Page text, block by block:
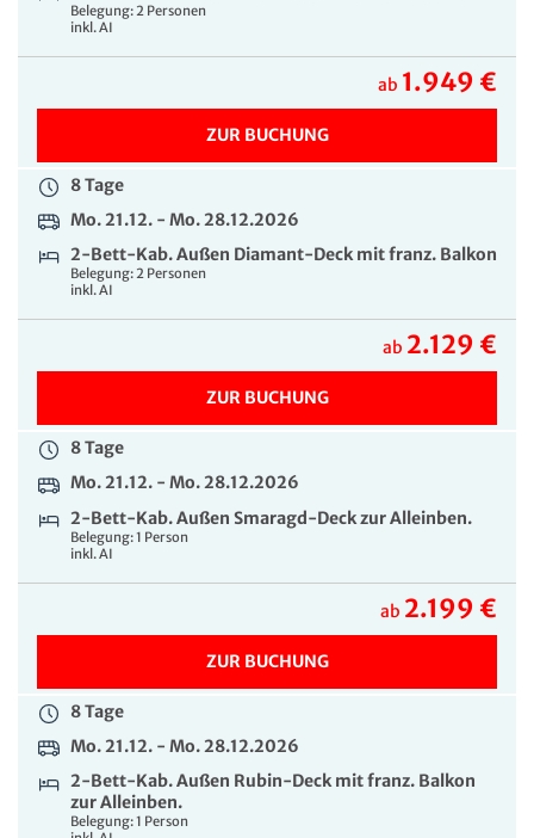
Balkon zur Alleinben.
Belegung: 1 Person
ab2.899 €
ZUR BUCHUNG
Belegung: 2 Personen
inkl. AI
ab 1.949 €
ZUR BUCHUNG
8 Tage
Mo. 21.12. - Mo. 28.12.2026
2-Bett-Kab. Außen Diamant-Deck mit franz. Balkon
Belegung: 2 Personen
inkl. AI
ab 2.129 €
ZUR BUCHUNG
8 Tage
Mo. 21.12. - Mo. 28.12.2026
2-Bett-Kab. Außen Smaragd-Deck zur Alleinben.
Belegung: 1 Person
inkl. AI
ab 2.199 €
ZUR BUCHUNG
8 Tage
Mo. 21.12. - Mo. 28.12.2026
2-Bett-Kab. Außen Rubin-Deck mit franz. Balkon
zur Alleinben.
Belegung: 1 Person